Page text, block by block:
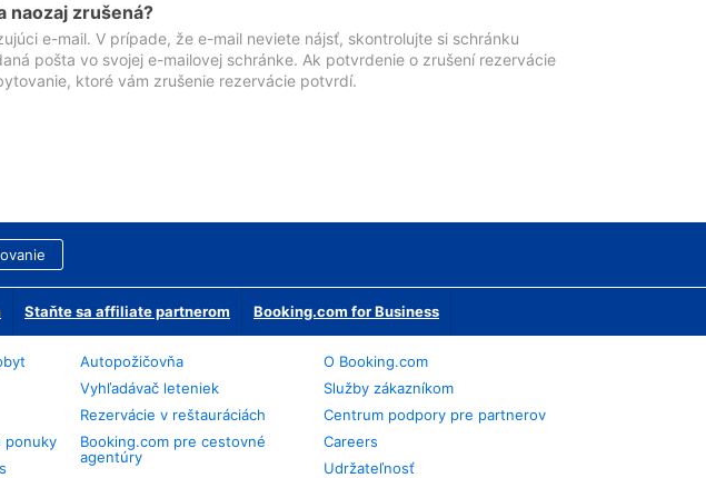
naozaj zrušená?
e-mail. V prípade, že e-mail neviete nájsť, skontrolujte si schránku
pošta vo svojej e-mailovej schránke. Ak potvrdenie o zrušení rezervácie
ktoré vám zrušenie rezervácie potvrdí.
Staňte sa affiliate partnerom Booking.com for Business
ponuky
Autopožičovňa
Vyhľadávač leteniek
Rezervácie v reštauráciách
Booking.com pre cestovné
agentúry
O Booking.com
Služby zákazníkom
Centrum podpory pre partnerov
Careers
Udržateľnosť